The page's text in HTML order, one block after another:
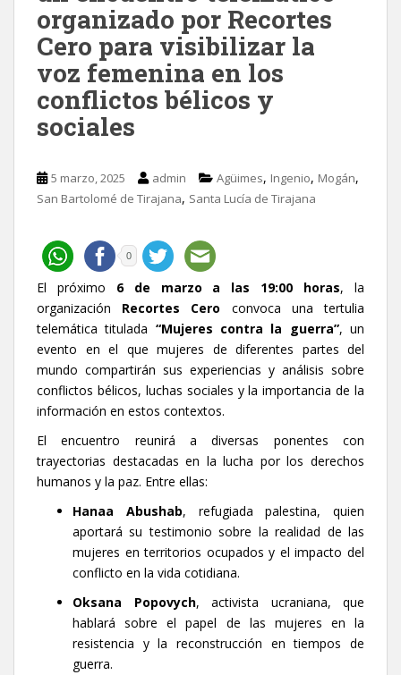
organizado por Recortes
Cero para visibilizar la
voz femenina en los
conflictos bélicos y
sociales
5 marzo, 2025 admin Agüimes, Ingenio, Mogán,
San Bartolomé de Tirajana, Santa Lucía de Tirajana
0
El próximo 6 de marzo a las 19:00 horas, la
organización Recortes Cero convoca una tertulia
telemática titulada “Mujeres contra la guerra”, un
evento en el que mujeres de diferentes partes del
mundo compartirán sus experiencias y análisis sobre
conflictos bélicos, luchas sociales y la importancia de la
información en estos contextos.
El encuentro reunirá a diversas ponentes con
trayectorias destacadas en la lucha por los derechos
humanos y la paz. Entre ellas:
Hanaa Abushab, refugiada palestina, quien
aportará su testimonio sobre la realidad de las
mujeres en territorios ocupados y el impacto del
conflicto en la vida cotidiana.
Oksana Popovych, activista ucraniana, que
hablará sobre el papel de las mujeres en la
resistencia y la reconstrucción en tiempos de
guerra.